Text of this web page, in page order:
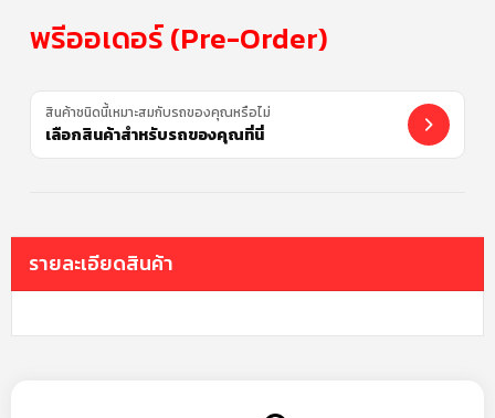
พรีออเดอร์ (Pre-Order)
สินค้าชนิดนี้เหมาะสมกับรถของคุณหรือไม่
เลือกสินค้าสำหรับรถของคุณที่นี่
รายละเอียดสินค้า